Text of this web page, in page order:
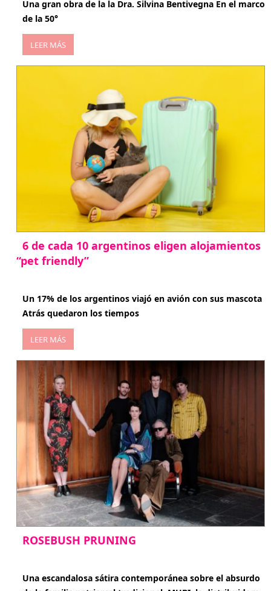
Una gran obra de la la Dra. Silvina Bentivegna En el marco
de la 50°
LEER MÁS
6 de cada 10 argentinos eligen alojamientos
“pet friendly”
Un 17% de los argentinos viajó en avión con sus mascota
Atrás quedaron los tiempos
LEER MÁS
ROSEBUSH PRUNING
Una escandalosa sátira contemporánea sobre el absurdo